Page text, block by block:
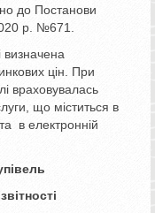
до Постанови
р. №671.
визначена
цін. При
враховувалась
що міститься в
в електронній